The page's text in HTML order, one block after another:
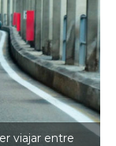
viajar entre